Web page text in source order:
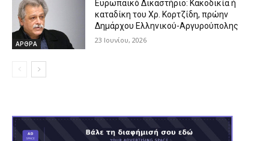
ΑΡΘΡΑ
Ευρωπαϊκό Δικαστήριο: Κακοδικία ή
καταδίκη του Χρ. Κορτζίδη, πρώην
Δημάρχου Ελληνικού-Αργυρούπολης
23 Ιουνίου, 2026